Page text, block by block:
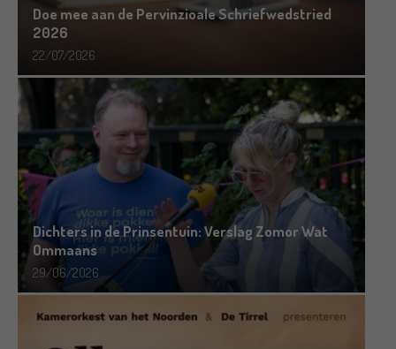
Doe mee aan de Pervinzioale Schriefwedstried
2026
22/07/2026
Dichters in de Prinsentuin: Verslag Zomor Wat
Ommaans
29/06/2026